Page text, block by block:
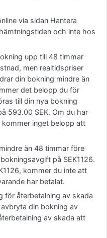
via sidan Hantera
och inte hos
upp till 48 timmar
men realtidspriser
din bokning mindre än
det belopp du för
till din nya bokning
593.00 SEK. Om du har
kommer inget belopp att
än 48 timmar före
på SEK1126.
kommer du inte att
har betalat.
för återbetalning av skada
din bokning av
av skada att